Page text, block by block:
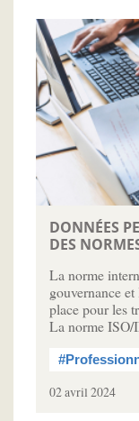
DONNÉES
DES
La norme
gouvernance
place pour les
La norme
02 avril 2024